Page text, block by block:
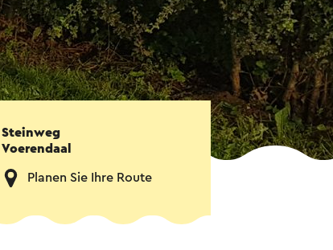
Steinweg
Voerendaal
Planen Sie Ihre Route